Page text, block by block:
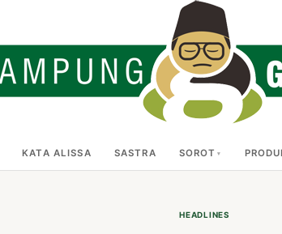
KATA ALISSA SASTRA SOROT
HEADLINES